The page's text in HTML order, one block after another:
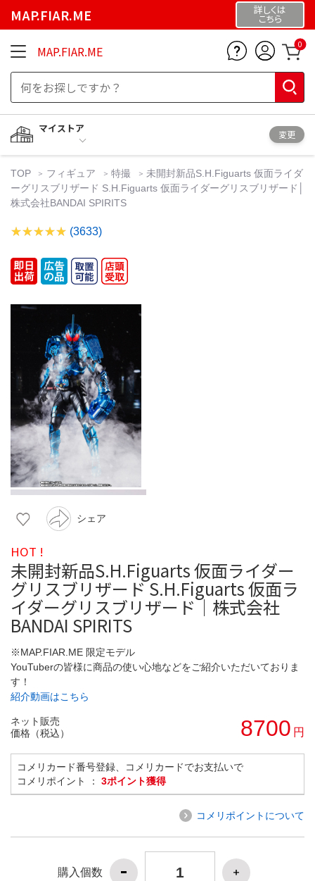
MAP.FIAR.ME 詳しくは
こちら
MAP.FIAR.ME 0
マイストア
変更
TOP フィギュア 特撮
未開封新品S.H.Figuarts 仮面ライダ
ーグリスブリザード S.H.Figuarts 仮面ライダーグリスブリザード│
株式会社BANDAI SPIRITS
(3633)
シェア
HOT !
未開封新品S.H.Figuarts 仮面ライダー
グリスブリザード S.H.Figuarts 仮面ラ
イダーグリスブリザード│株式会社
BANDAI SPIRITS
※MAP.FIAR.ME 限定モデル
YouTuberの皆様に商品の使い心地などをご紹介いただいておりま
す！
紹介動画はこちら
ネット販売
価格（税込）
8700 円
コメリカード番号登録、コメリカードでお支払いで
コメリポイント ： 3ポイント獲得
コメリポイントについて
購入個数